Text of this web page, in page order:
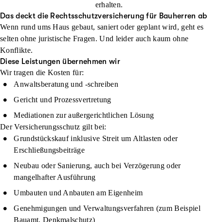
erhalten.
Das deckt die Rechtsschutzversicherung für Bauherren ab
Wenn rund ums Haus gebaut, saniert oder geplant wird, geht es
selten ohne juristische Fragen. Und leider auch kaum ohne
Konflikte.
Diese Leistungen übernehmen wir
Wir tragen die Kosten für:
Anwaltsberatung und -schreiben
Gericht und Prozessvertretung
Mediationen zur außergerichtlichen Lösung
Der Versicherungsschutz gilt bei:
Grundstückskauf inklusive Streit um Altlasten oder
Erschließungsbeiträge
Neubau oder Sanierung, auch bei Verzögerung oder
mangelhafter Ausführung
Umbauten und Anbauten am Eigenheim
Genehmigungen und Verwaltungsverfahren (zum Beispiel
Bauamt, Denkmalschutz)